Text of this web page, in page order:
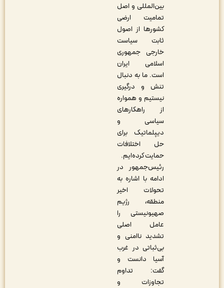
بین‌المللی و اصل
تمامیت ارضی
کشورها از اصول
ثابت سیاست
خارجی جمهوری
اسلامی ایران
است. ما به دنبال
تنش و درگیری
نیستیم و همواره
از راهکارهای
سیاسی و
دیپلماتیک برای
حل اختلافات
حمایت کرده‌ایم.
رئیس‌جمهور در
ادامه با اشاره به
تحولات اخیر
منطقه، رژیم
صهیونیستی را
عامل اصلی
تشدید ناامنی و
بی‌ثباتی در غرب
آسیا دانست و
گفت: تداوم
تجاوزات و